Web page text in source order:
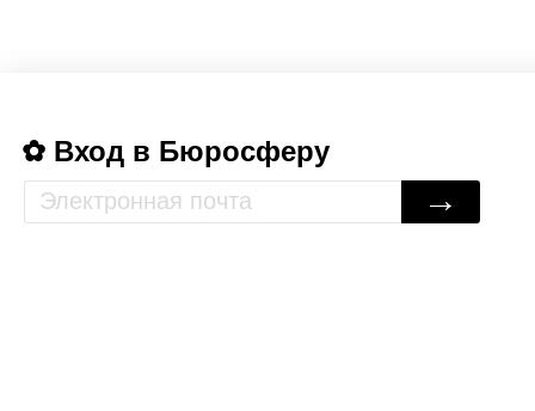
Вход в Бюросферу
→